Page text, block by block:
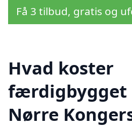
Få 3 tilbud, gratis og
Hvad koster
færdigbygget
Nørre